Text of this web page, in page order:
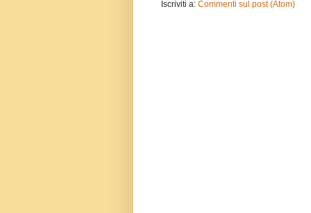
Iscriviti a: Commenti sul post (Atom)